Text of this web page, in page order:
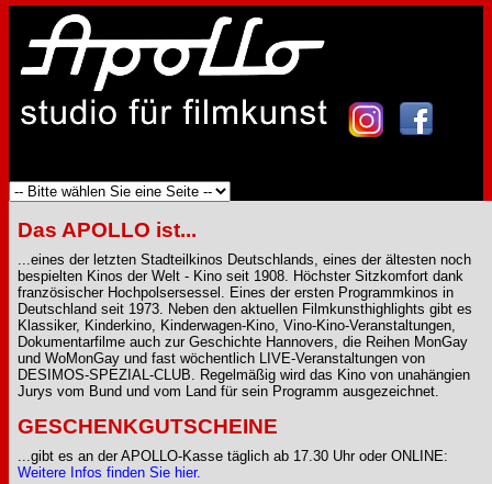
Das APOLLO ist...
...eines der letzten Stadteilkinos Deutschlands, eines der ältesten noch
bespielten Kinos der Welt - Kino seit 1908. Höchster Sitzkomfort dank
französischer Hochpolsersessel. Eines der ersten Programmkinos in
Deutschland seit 1973. Neben den aktuellen Filmkunsthighlights gibt es
Klassiker, Kinderkino, Kinderwagen-Kino, Vino-Kino-Veranstaltungen,
Dokumentarfilme auch zur Geschichte Hannovers, die Reihen MonGay
und WoMonGay und fast wöchentlich LIVE-Veranstaltungen von
DESIMOS-SPEZIAL-CLUB. Regelmäßig wird das Kino von unahängien
Jurys vom Bund und vom Land für sein Programm ausgezeichnet.
GESCHENKGUTSCHEINE
...gibt es an der APOLLO-Kasse täglich ab 17.30 Uhr oder ONLINE:
Weitere Infos finden Sie hier.